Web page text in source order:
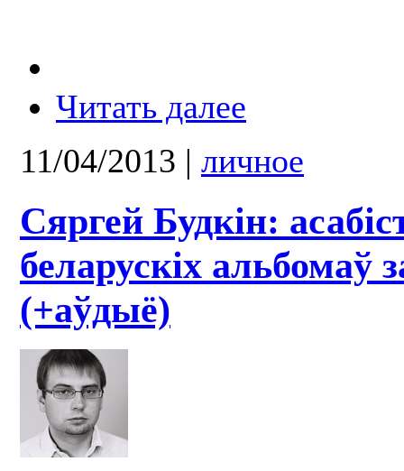
Читать далее
11/04/2013 | личное
Сяргей Будкін:
беларускіх альбомаў
(+аўдыё)